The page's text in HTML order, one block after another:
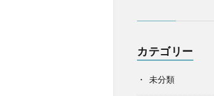
カテゴリー
未分類